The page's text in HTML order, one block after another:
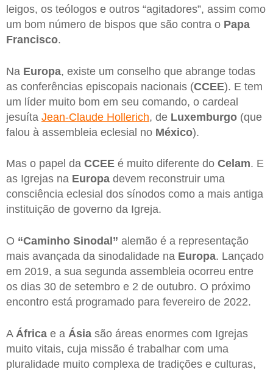
leigos, os teólogos e outros “agitadores”, assim como
um bom número de bispos que são contra o Papa
Francisco.
Na Europa, existe um conselho que abrange todas
as conferências episcopais nacionais (CCEE). E tem
um líder muito bom em seu comando, o cardeal
jesuíta Jean-Claude Hollerich, de Luxemburgo (que
falou à assembleia eclesial no México).
Mas o papel da CCEE é muito diferente do Celam. E
as Igrejas na Europa devem reconstruir uma
consciência eclesial dos sínodos como a mais antiga
instituição de governo da Igreja.
O “Caminho Sinodal” alemão é a representação
mais avançada da sinodalidade na Europa. Lançado
em 2019, a sua segunda assembleia ocorreu entre
os dias 30 de setembro e 2 de outubro. O próximo
encontro está programado para fevereiro de 2022.
A África e a Ásia são áreas enormes com Igrejas
muito vitais, cuja missão é trabalhar com uma
pluralidade muito complexa de tradições e culturas,